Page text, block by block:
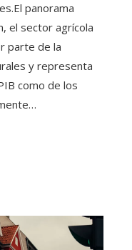
panorama
el sector agrícola
parte de la
y representa
como de los